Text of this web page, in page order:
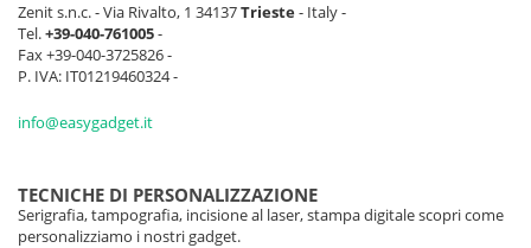
Zenit s.n.c. - Via Rivalto, 1 34137Trieste- Italy -
Tel.+39-040-761005-
Fax +39-040-3725826 -
P. IVA: IT01219460324 -
info@easygadget.it
TECNICHE DI PERSONALIZZAZIONE
Serigrafia, tampografia, incisione al laser, stampa digitale scopri come
personalizziamo i nostri gadget.